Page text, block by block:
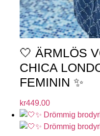
🤍 ÄRMLÖS
CHICA
FEMININ ✨
kr449.00